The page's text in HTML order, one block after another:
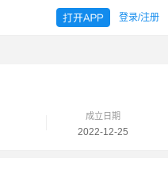
登录/注册
成立日期
2022-12-25